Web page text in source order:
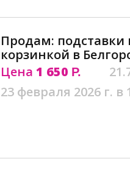
Продам:
корзинкой в
Цена 1 650 Р.
23 февраля 2026 г. в